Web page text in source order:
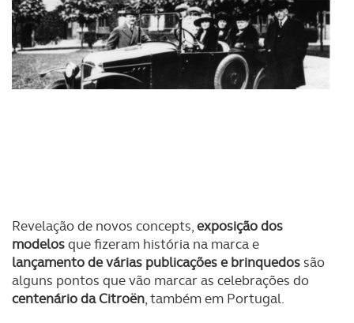
Revelação de novos concepts,exposição dos
modelosque fizeram história na marca e
lançamento de várias publicações e brinquedossão
alguns pontos que vão marcar as celebrações do
centenário da Citroën, também em Portugal.